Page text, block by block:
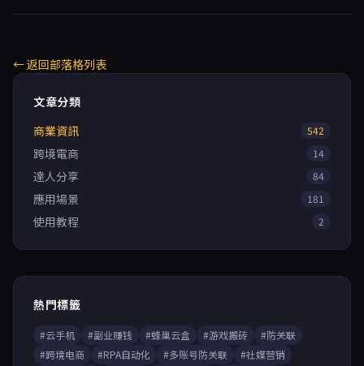
← 返回部落格列表
文章分類
商業資訊
542
跨境電商 14
達人分享 84
應用場景 181
使用教程 2
熱門標籤
#云手机 #副业赚钱 #蜂巢云盒 #游戏搬砖
#防关联
#跨境电商
#RPA自动化 #多账号防关联
#社媒营销